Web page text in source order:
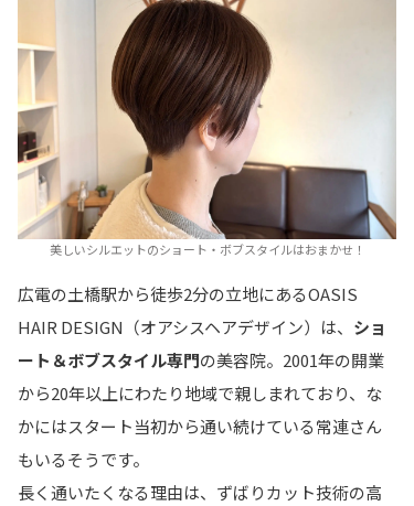
美しいシルエットのショート・ボブスタイルはおまかせ！
広電の土橋駅から徒歩2分の立地にあるOASIS
HAIR DESIGN（オアシスヘアデザイン）は、 ショ
ート＆ボブスタイル専門の美容院。2001年の開業
から20年以上にわたり地域で親しまれており、な
かにはスタート当初から通い続けている常連さん
もいるそうです。
長く通いたくなる理由は、ずばりカット技術の高